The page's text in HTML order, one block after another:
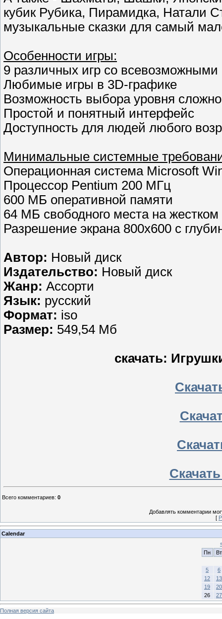
кубик Рубика, Пирамидка, Натали
музыкальные сказки для самый
Особенности игры:
9 различных игр со
Любимые игры в 3D-графике
Возможность выбора уровня
Простой и понятный интерфейс
Доступность для людей любого
Минимальные системные
Операционная система Microsoft
Процессор Pentium 200 МГц
600 МБ оперативной памяти
64 МБ свободного места на жестком
Разрешение экрана 800х600 с
Автор: Новый диск
Издательство: Новый диск
Жанр: Ассорти
Язык: русский
Формат: iso
Размер: 549,54 Мб
скачать:
Всего комментариев: 0
Добавлять комментарии
[
Calendar
Пн
Вт
5
6
12
13
19
20
26
27
Полная версия сайта